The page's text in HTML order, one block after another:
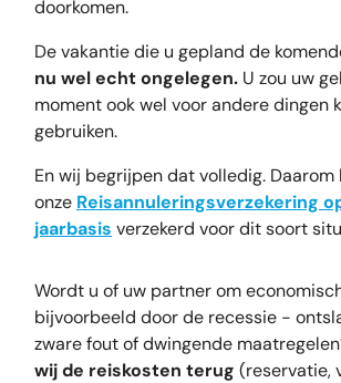
doorkomen.
De vakantie die u gepland de
nu wel echt ongelegen. U zou uw
moment ook wel voor andere dingen
gebruiken.
En wij begrijpen dat volledig.
onze Reisannuleringsverzekering
jaarbasis verzekerd voor dit soort
Wordt u of uw partner om
bijvoorbeeld door de recessie -
zware fout of dwingende
wij de reiskosten terug (reservatie,